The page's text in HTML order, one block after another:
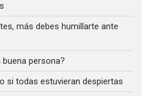
más debes humillarte ante
persona?
si todas estuvieran despiertas